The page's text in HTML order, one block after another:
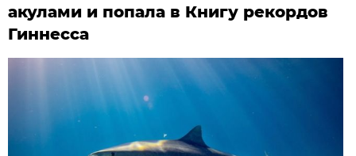
акулами и попала в Книгу рекордов
Гиннесса